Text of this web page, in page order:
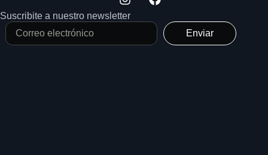
Suscribite a nuestro newsletter
Enviar